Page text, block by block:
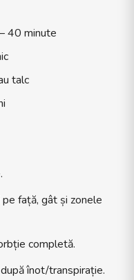
40 minute
talc
față, gât și zonele
completă.
înot/transpirație.